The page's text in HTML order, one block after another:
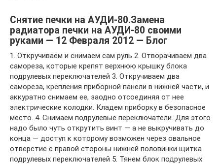
Снятие печки на АУДИ-80.Замена
радиатора печки на АУДИ-80 своими
руками — 12 Февраля 2012 — Блог
1. Откручиваем и снимаем сам руль 2. Отворачиваем два
самореза, которые крепят верхнюю крышку блока
подрулевых переключателей 3. Откручиваем два
самореза, крепления приборной панели в нижней части, и
аккуратно снимаем ее, заодно отсоединяя от нее
электрические колодки. Кладем приборку в безопасное
место. 4. Cнимаем подрулевые переключатели. Для этого
надо было чуть открутить винт — а не выкручивать до
конца — доступ к которому возможен через овальное
отверстие с правой стороны нижней половинки щитка
подрулевых переключателей 5. Тянем блок подрулевых